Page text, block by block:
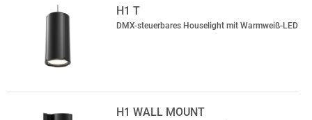
H1 T
DMX-steuerbares Houselight mit Warmweiß-LED
H1 WALL MOUNT